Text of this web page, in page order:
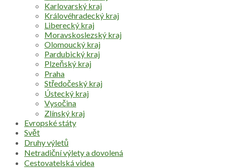
Karlovarský kraj
Královéhradecký kraj
Liberecký kraj
Moravskoslezský kraj
Olomoucký kraj
Pardubický kraj
Plzeňský kraj
Praha
Středočeský kraj
Ústecký kraj
Vysočina
Zlínský kraj
Evropské státy
Svět
Druhy výletů
Netradiční výlety a dovolená
Cestovatelská videa